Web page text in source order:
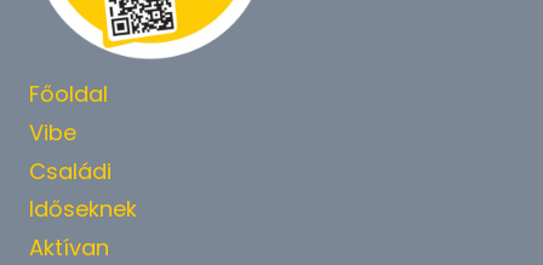
Főoldal
Vibe
Családi
Időseknek
Aktívan